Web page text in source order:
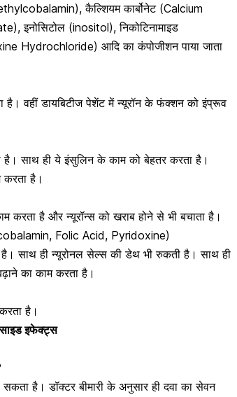
कैल्शियम कार्बोनेट(Calcium
इनोसिटोल (inositol), निकोटिनामाइड
Hydrochloride) आदि का कंपोजीशन पाया जाता
है। वहींडायबिटीज पेशेंटमें न्यूरॉन के फंक्शन को इंप्रूव
है। साथ ही ये इंसुलिन के काम को बेहतर करता है।
करता है।
करता है और न्यूरॉन्स को खराब होने से भी बचाता है।
Folic Acid, Pyridoxine)
साथ ही न्यूरोनल सेल्स की डेथ भी रुकती है। साथ ही
का काम करता है।
है।
इफेक्ट्स
है। डॉक्टर बीमारी के अनुसार ही दवा का सेवन